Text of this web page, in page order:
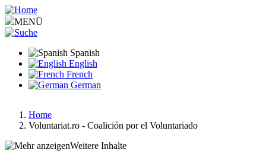
Pasar
al
contenido
MENÜ
Spanish
English
French
German
Ruta
de
Home
Voluntariat.ro - Coalición por el Voluntariado
Weitere Inhalte